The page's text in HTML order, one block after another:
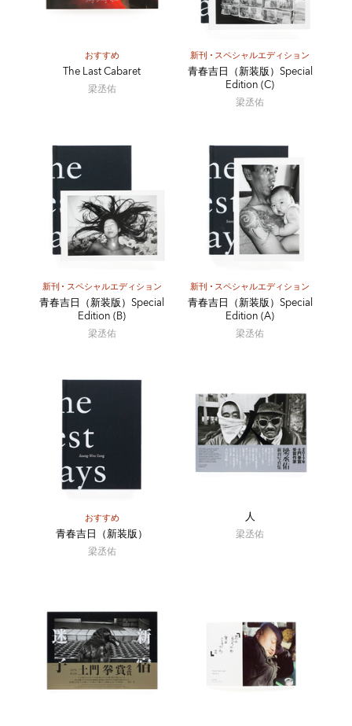
おすすめ
The Last Cabaret
梁丞佑
新刊 スペシャルエディション
青春吉日（新装版）Special
Edition (C)
梁丞佑
新刊 スペシャルエディション
青春吉日（新装版）Special
Edition (B)
梁丞佑
新刊 スペシャルエディション
青春吉日（新装版）Special
Edition (A)
梁丞佑
おすすめ
青春吉日（新装版）
梁丞佑
人
梁丞佑